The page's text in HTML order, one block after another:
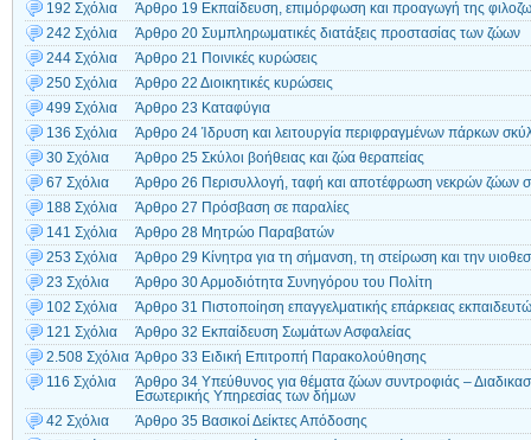
192 Σχόλια
Άρθρο 19 Εκπαίδευση, επιμόρφωση και προαγωγή της
242 Σχόλια
Άρθρο 20 Συμπληρωματικές διατάξεις προστασίας των ζώων
244 Σχόλια
Άρθρο 21 Ποινικές κυρώσεις
250 Σχόλια
Άρθρο 22 Διοικητικές κυρώσεις
499 Σχόλια
Άρθρο 23 Καταφύγια
136 Σχόλια
Άρθρο 24 Ίδρυση και λειτουργία περιφραγμένων πάρκων
30 Σχόλια
Άρθρο 25 Σκύλοι βοήθειας και ζώα θεραπείας
67 Σχόλια
Άρθρο 26 Περισυλλογή, ταφή και αποτέφρωση νεκρών ζώων
188 Σχόλια
Άρθρο 27 Πρόσβαση σε παραλίες
141 Σχόλια
Άρθρο 28 Μητρώο Παραβατών
253 Σχόλια
Άρθρο 29 Κίνητρα για τη σήμανση, τη στείρωση και την
23 Σχόλια
Άρθρο 30 Αρμοδιότητα Συνηγόρου του Πολίτη
102 Σχόλια
Άρθρο 31 Πιστοποίηση επαγγελματικής επάρκειας
121 Σχόλια
Άρθρο 32 Εκπαίδευση Σωμάτων Ασφαλείας
2.508 Σχόλια Άρθρο 33 Ειδική Επιτροπή Παρακολούθησης
116 Σχόλια
Άρθρο 34 Υπεύθυνος για θέματα ζώων συντροφιάς –
Εσωτερικής Υπηρεσίας των δήμων
42 Σχόλια
Άρθρο 35 Βασικοί Δείκτες Απόδοσης